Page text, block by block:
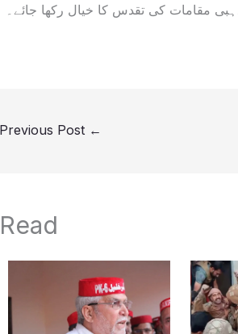
مقامات کی تقدس کا خیال رکھا جائے۔
←